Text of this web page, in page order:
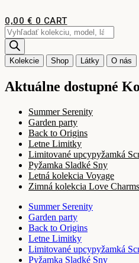
na
obsah
0,00 € 0 CART
Products
search
Kolekcie Shop Látky O nás
Aktuálne dostupné
Summer Serenity
Garden party
Back to Origins
Letne Limitky
Limitované upcypyžamká
Pyžamka Sladké Sny
Letná kolekcia Voyage
Zimná kolekcia Love Charms
Summer Serenity
Garden party
Back to Origins
Letne Limitky
Limitované upcypyžamká
Pyžamka Sladké Sny